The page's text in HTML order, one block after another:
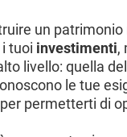
un
tuoi investimenti,
livello: quella
le tue
permetterti di